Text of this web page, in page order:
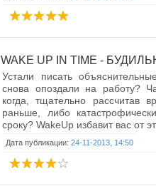
WAKE UP IN TIME -
Устали писать
снова опоздали на работу?
когда, тщательно рассчитав
раньше, либо
сроку? WakeUp избавит вас от
Дата публикации: 24-11-2013, 14:50